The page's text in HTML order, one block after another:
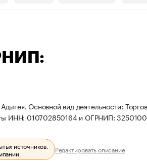
Основной вид деятельности:
ИНН: 010702850164 и ОГРНИП:
источников.
Редактировать описание